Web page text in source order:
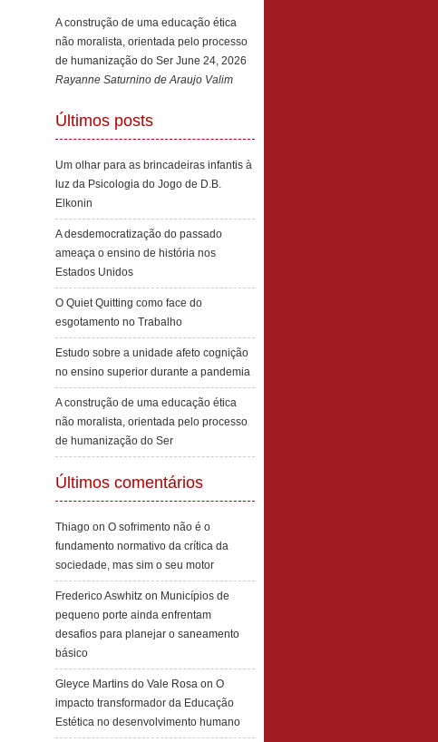
A construção de uma educação ética
não moralista, orientada pelo processo
de humanização do Ser June 24, 2026
Rayanne Saturnino de Araujo Valim
Últimos posts
Um olhar para as brincadeiras infantis à
luz da Psicologia do Jogo de D.B.
Elkonin
A desdemocratização do passado
ameaça o ensino de história nos
Estados Unidos
O Quiet Quitting como face do
esgotamento no Trabalho
Estudo sobre a unidade afeto cognição
no ensino superior durante a pandemia
A construção de uma educação ética
não moralista, orientada pelo processo
de humanização do Ser
Últimos comentários
Thiago on O sofrimento não é o
fundamento normativo da crítica da
sociedade, mas sim o seu motor
Frederico Aswhitz on Municípios de
pequeno porte ainda enfrentam
desafios para planejar o saneamento
básico
Gleyce Martins do Vale Rosa on O
impacto transformador da Educação
Estética no desenvolvimento humano